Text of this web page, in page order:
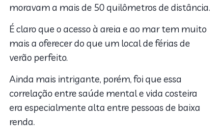
moravam a mais de 50 quilômetros de distância.
É claro que o acesso à areia e ao mar tem muito
mais a oferecer do que um local de férias de
verão perfeito.
Ainda mais intrigante, porém, foi que essa
correlação entre saúde mental e vida costeira
era especialmente alta entre pessoas de baixa
renda.